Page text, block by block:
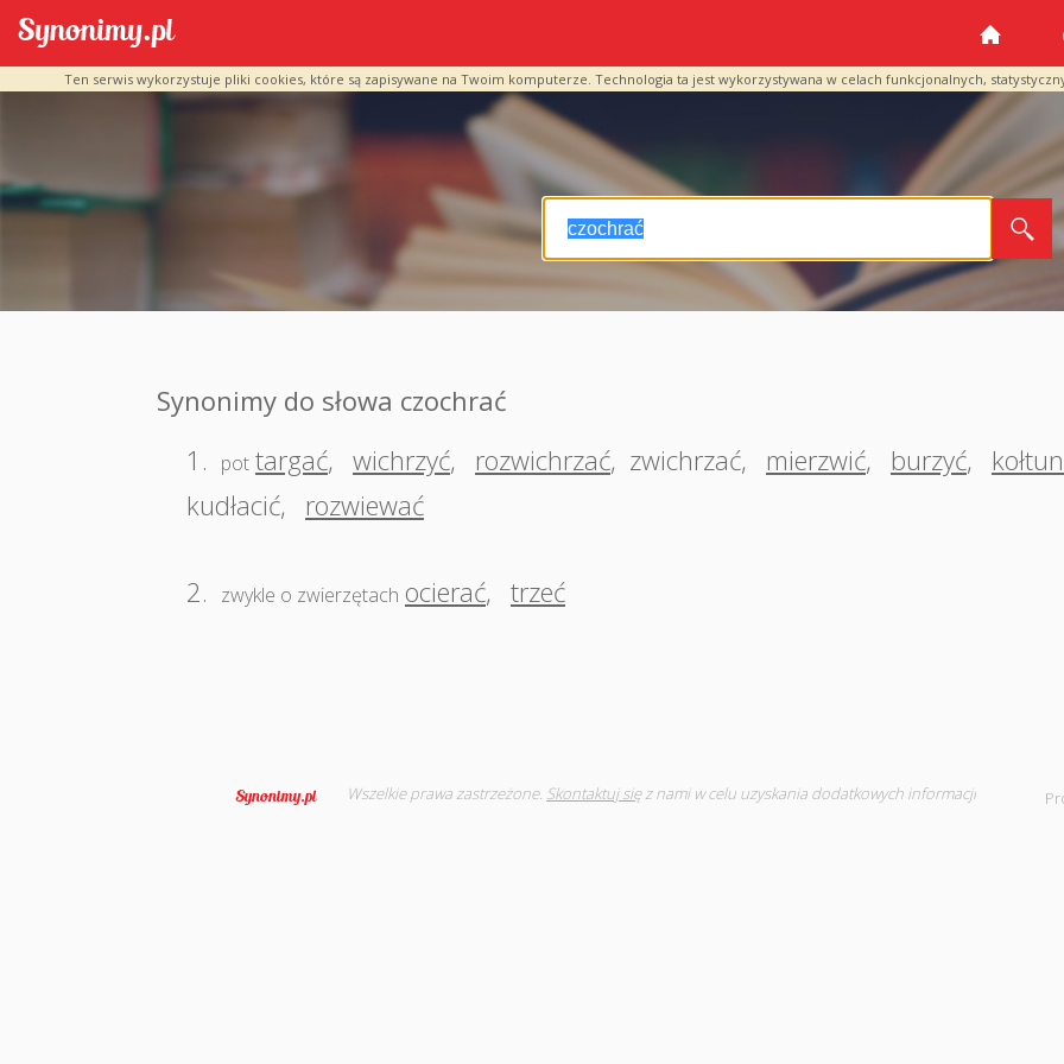
Ten serwis wykorzystuje pliki cookies, które są zapisywane na Twoim komputerze. Technologia ta jest wykorzystywana w celach funkcjonalnych,
Synonimy do słowa czochrać
1.
pot targać, wichrzyć, rozwichrzać, zwichrzać, mierzwić, burzyć,
kudłacić, rozwiewać
2. zwykle o zwierzętach ocierać, trzeć
Wszelkie prawa zastrzeżone. Skontaktuj sięz nami w celu uzyskania dodatkowych informacji